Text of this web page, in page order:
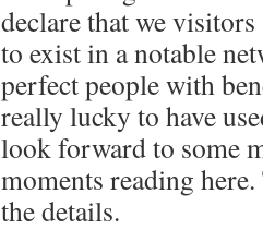
declare that we
to exist in a notable
perfect people with
really lucky to have
look forward to some
moments reading
the details.